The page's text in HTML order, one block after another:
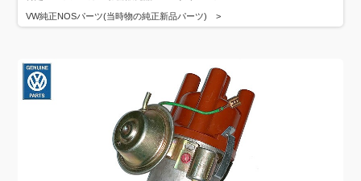
VW純正NOSパーツ(当時物の純正新品パーツ)